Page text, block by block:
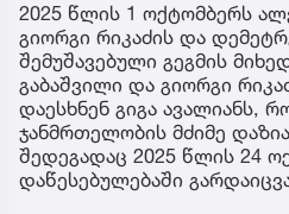
2025 წლის 1 ოქტომბერს
გიორგი რიკაძის და
შემუშავებული გეგმის
გაბაშვილი და გიორგი
დაესხნენ გიგა ავალიანს,
ჯანმრთელობის მძიმე
შედეგადაც 2025 წლის 24
დაწესებულებაში